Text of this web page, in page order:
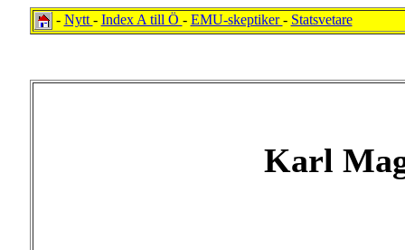
- Nytt - Index A till Ö - EMU-skeptiker- Statsvetare
Karl